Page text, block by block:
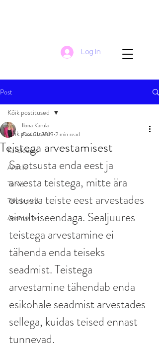
Log In
Post
Kõik postitused
Kanaldused
Artiklid
Tervis
Tähelapsed
Anomaaliad
Kõik postitused
Teistega arvestamisest
Ilona Karula
Oct 21, 2019 2 min read
Sa otsusta enda eest ja
arvesta teistega, mitte ära
otsusta teiste eest arvestades
ainult iseendaga. Sealjuures
teistega arvestamine ei
tähenda enda teiseks
seadmist. Teistega
arvestamine tähendab enda
esikohale seadmist arvestades
sellega, kuidas teised ennast
tunnevad.